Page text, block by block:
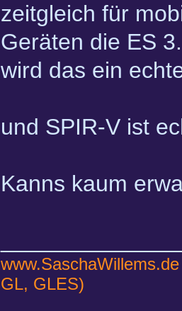
zeitgleich für
Geräten die ES
wird das ein
und SPIR-V ist
Kanns kaum
www.SaschaWillems.de
GL, GLES)